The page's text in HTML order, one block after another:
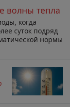
волны тепла
когда
суток подряд
нормы